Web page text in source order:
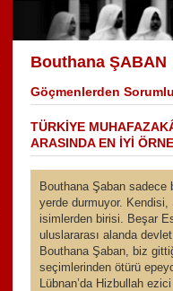
Bouthana ŞABAN
Göçmenlerden
TÜRKİYE
ARASINDA EN İYİ
Bouthana Şaban sadece
yerde durmuyor.
isimlerden birisi. Beşar
uluslararası alanda
Bouthana Şaban, biz
seçimlerinden ötürü
Lübnan’da Hizbullah